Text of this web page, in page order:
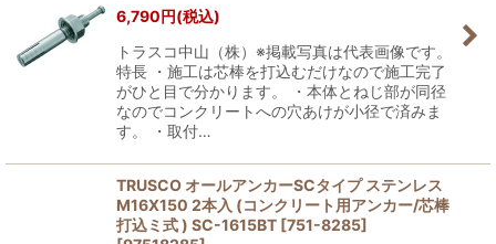
6,790円(税込)
トラスコ中山（株）※掲載写真は代表画像です。
特長 ・施工は芯棒を打込むだけなので施工完了
がひと目で分かります。 ・本体とねじ部が同径
なのでコンクリートへの穴あけが小径で済みま
す。 ・取付…
TRUSCO オールアンカーSCタイプ ステンレス
M16X150 2本入 (コンクリート用アンカー/芯棒
打込ミ式 ) SC-1615BT [751-8285]